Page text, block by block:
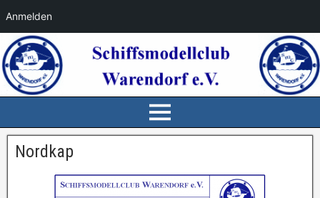
Nordkap
Anmelden